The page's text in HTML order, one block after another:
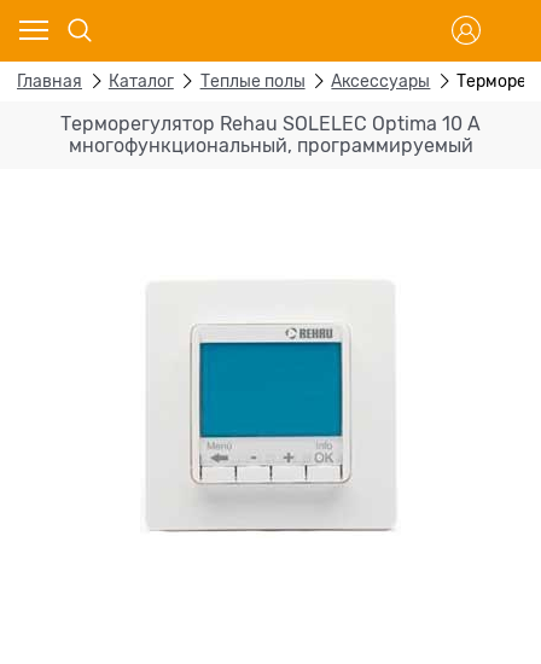
Главная Каталог Теплые полы Аксессуары
Терморегулятор Rehau SOLELEC Optima 10 A
многофункциональный, программируемый